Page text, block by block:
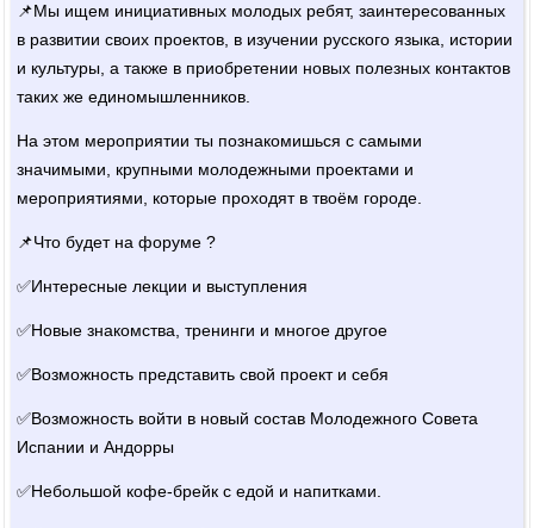
📌Мы ищем инициативных молодых ребят, заинтересованных
в развитии своих проектов, в изучении русского языка, истории
и культуры, а также в приобретении новых полезных контактов
таких же единомышленников.
На этом мероприятии ты познакомишься с самыми
значимыми, крупными молодежными проектами и
мероприятиями, которые проходят в твоём городе.
📌Что будет на форуме ?
✅Интересные лекции и выступления
✅Новые знакомства, тренинги и многое другое
✅Возможность представить свой проект и себя
✅Возможность войти в новый состав Молодежного Совета
Испании и Андорры
✅Небольшой кофе-брейк с едой и напитками.